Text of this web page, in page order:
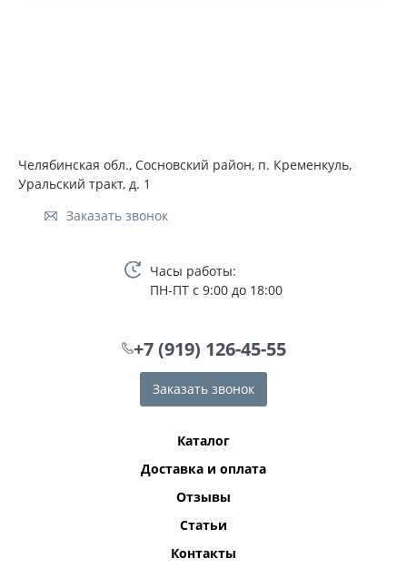
Челябинская обл., Сосновский район, п. Кременкуль,
Уральский тракт, д. 1
Заказать звонок
Часы работы:
ПН-ПТ с 9:00 до 18:00
+7 (919) 126-45-55
Заказать звонок
Каталог
Доставка и оплата
Отзывы
Статьи
Контакты